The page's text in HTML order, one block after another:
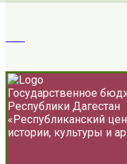
Государственное
Республики Дагестан
«Республиканский
истории, культуры и